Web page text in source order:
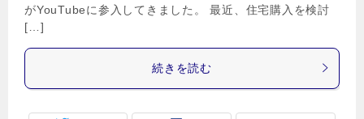
がYouTubeに参入してきました。 最近、住宅購入を検討
[…]
続きを読む